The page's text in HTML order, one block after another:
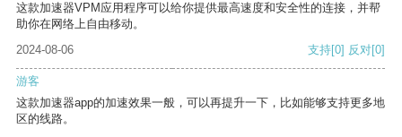
这款加速器VPM应用程序可以给你提供最高速度和安全性的连接，并帮
助你在网络上自由移动。
2024-08-06
支持[0] 反对[0]
游客
这款加速器app的加速效果一般，可以再提升一下，比如能够支持更多地
区的线路。